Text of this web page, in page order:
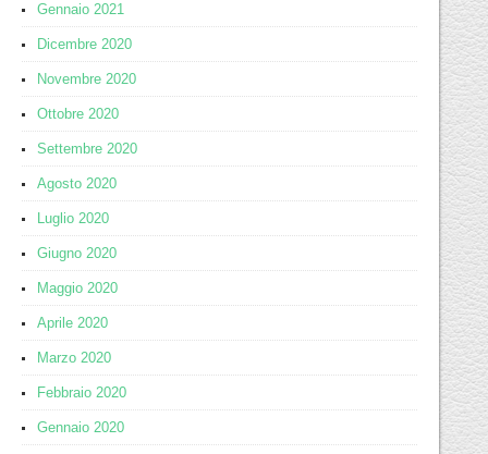
Gennaio 2021
Dicembre 2020
Novembre 2020
Ottobre 2020
Settembre 2020
Agosto 2020
Luglio 2020
Giugno 2020
Maggio 2020
Aprile 2020
Marzo 2020
Febbraio 2020
Gennaio 2020